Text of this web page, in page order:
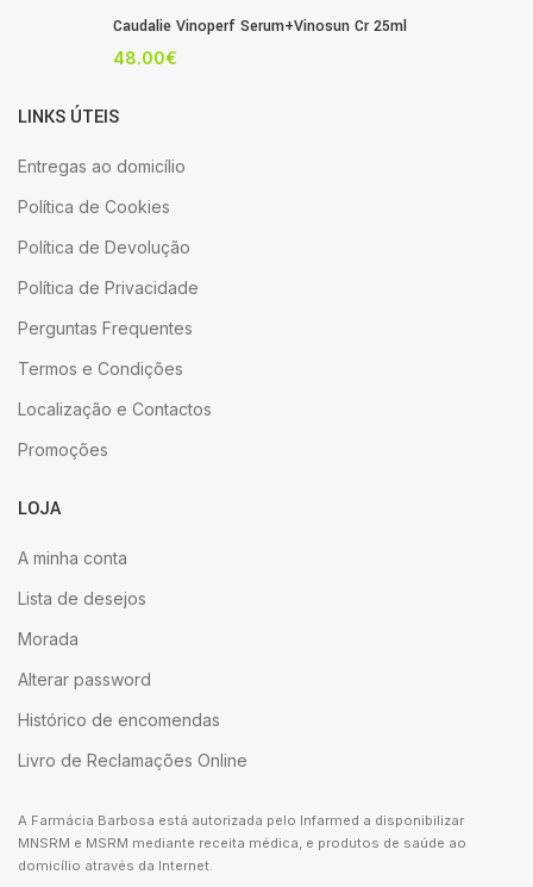
Caudalie Vinoperf Serum+Vinosun Cr 25ml
48.00€
LINKS ÚTEIS
Entregas ao domicílio
Política de Cookies
Política de Devolução
Política de Privacidade
Perguntas Frequentes
Termos e Condições
Localização e Contactos
Promoções
LOJA
A minha conta
Lista de desejos
Morada
Alterar password
Histórico de encomendas
Livro de Reclamações Online
A Farmácia Barbosa está autorizada pelo Infarmed a disponibilizar
MNSRM e MSRM mediante receita médica, e produtos de saúde ao
domicílio através da Internet.